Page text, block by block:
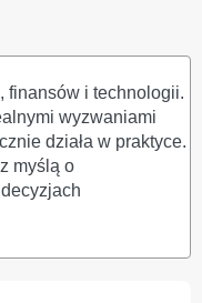
finansów i technologii.
wyzwaniami
działa w praktyce.
myślą o